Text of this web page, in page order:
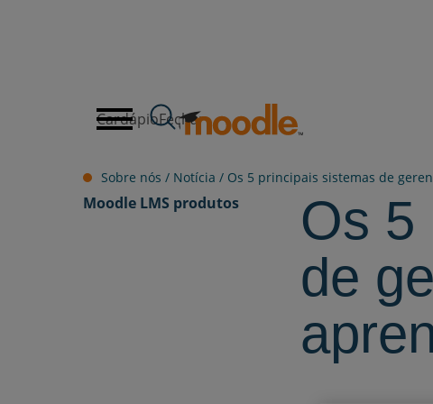
CardápioFechar
Sobre nós / Notícia / Os 5 principais sistemas de
Moodle LMS produtos
Os 5
de